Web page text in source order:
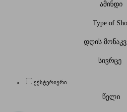
ამინდი
Type of
დღის
სივრცე
ექსტერიერი
წელი